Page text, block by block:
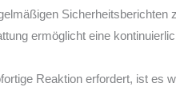
Sicherheitsberichten
ermöglicht eine
Reaktion erfordert, ist es